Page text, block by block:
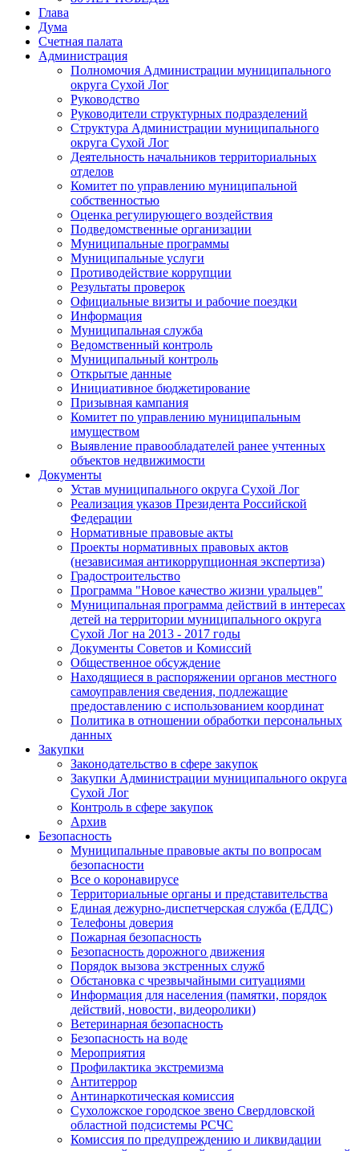
Глава
Дума
Счетная палата
Администрация
Полномочия Администрации муниципального
округа Сухой Лог
Руководство
Руководители структурных подразделений
Структура Администрации муниципального
округа Сухой Лог
Деятельность начальников территориальных
отделов
Комитет по управлению муниципальной
собственностью
Оценка регулирующего воздействия
Подведомственные организации
Муниципальные программы
Муниципальные услуги
Противодействие коррупции
Результаты проверок
Официальные визиты и рабочие поездки
Информация
Муниципальная служба
Ведомственный контроль
Муниципальный контроль
Открытые данные
Инициативное бюджетирование
Призывная кампания
Комитет по управлению муниципальным
имуществом
Выявление правообладателей ранее учтенных
объектов недвижимости
Документы
Устав муниципального округа Сухой Лог
Реализация указов Президента Российской
Федерации
Нормативные правовые акты
Проекты нормативных правовых актов
(независимая антикоррупционная экспертиза)
Градостроительство
Программа "Новое качество жизни уральцев"
Муниципальная программа действий в интересах
детей на территории муниципального округа
Сухой Лог на 2013 - 2017 годы
Документы Советов и Комиссий
Общественное обсуждение
Находящиеся в распоряжении органов местного
самоуправления сведения, подлежащие
предоставлению с использованием координат
Политика в отношении обработки персональных
данных
Закупки
Законодательство в сфере закупок
Закупки Администрации муниципального округа
Сухой Лог
Контроль в сфере закупок
Архив
Безопасность
Муниципальные правовые акты по вопросам
безопасности
Все о коронавирусе
Территориальные органы и представительства
Единая дежурно-диспетчерская служба (ЕДДС)
Телефоны доверия
Пожарная безопасность
Безопасность дорожного движения
Порядок вызова экстренных служб
Обстановка с чрезвычайными ситуациями
Информация для населения (памятки, порядок
действий, новости, видеоролики)
Ветеринарная безопасность
Безопасность на воде
Мероприятия
Профилактика экстремизма
Антитеррор
Антинаркотическая комиссия
Сухоложское городское звено Свердловской
областной подсистемы РСЧС
Комиссия по предупреждению и ликвидации